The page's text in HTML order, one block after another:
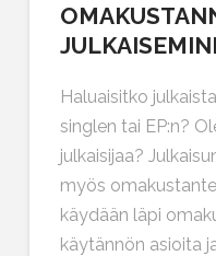
Haluaisitko
singlen tai EP:n?
julkaisijaa?
myös
käydään läpi
käytännön asioita